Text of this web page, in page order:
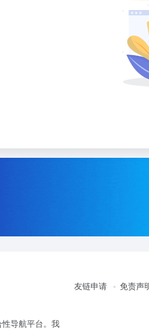
导航平台。我
友链申请 免责声